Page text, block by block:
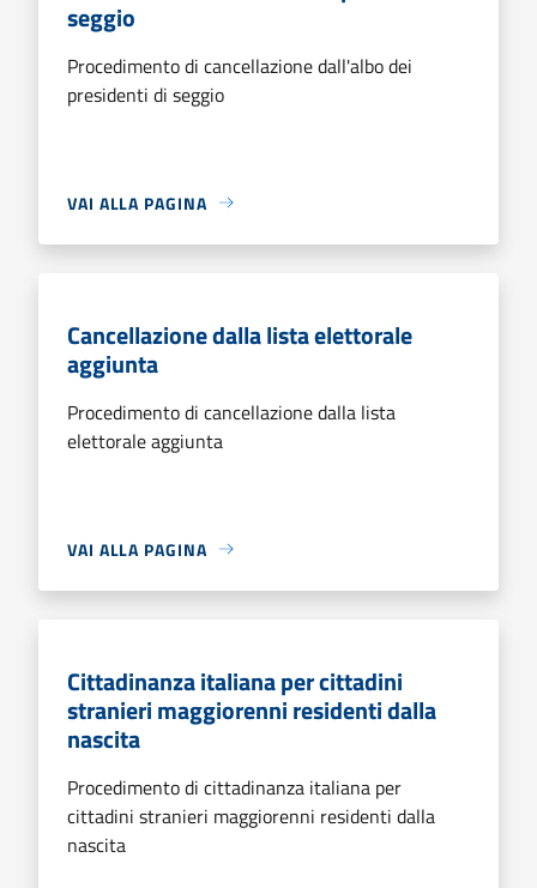
seggio
Procedimento di cancellazione dall'albo dei
presidenti di seggio
VAI ALLA PAGINA
Cancellazione dalla lista elettorale
aggiunta
Procedimento di cancellazione dalla lista
elettorale aggiunta
VAI ALLA PAGINA
Cittadinanza italiana per cittadini
stranieri maggiorenni residenti dalla
nascita
Procedimento di cittadinanza italiana per
cittadini stranieri maggiorenni residenti dalla
nascita